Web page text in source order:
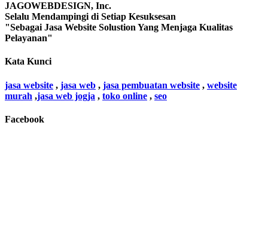
JAGOWEBDESIGN, Inc.
Selalu Mendampingi di Setiap Kesuksesan
"Sebagai Jasa Website Solustion Yang Menjaga Kualitas
Pelayanan"
Kata Kunci
jasa website , jasa web , jasa pembuatan website , website
murah ,jasa web jogja , toko online , seo
Facebook